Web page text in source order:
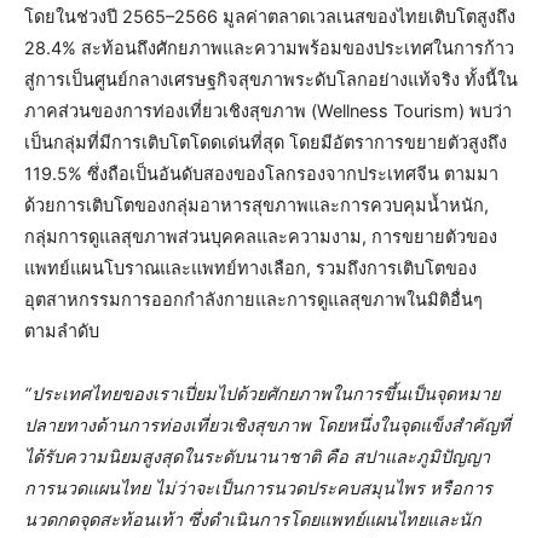
โดยในช่วงปี 2565–2566 มูลค่าตลาดเวลเนสของไทยเติบโตสูงถึง
28.4% สะท้อนถึงศักยภาพและความพร้อมของประเทศในการก้าว
สู่การเป็นศูนย์กลางเศรษฐกิจสุขภาพระดับโลกอย่างแท้จริง ทั้งนี้ใน
ภาคส่วนของการท่องเที่ยวเชิงสุขภาพ (Wellness Tourism) พบว่า
เป็นกลุ่มที่มีการเติบโตโดดเด่นที่สุด โดยมีอัตราการขยายตัวสูงถึง
119.5% ซึ่งถือเป็นอันดับสองของโลกรองจากประเทศจีน ตามมา
ด้วยการเติบโตของกลุ่มอาหารสุขภาพและการควบคุมน้ำหนัก,
กลุ่มการดูแลสุขภาพส่วนบุคคลและความงาม, การขยายตัวของ
แพทย์แผนโบราณและแพทย์ทางเลือก, รวมถึงการเติบโตของ
อุตสาหกรรมการออกกำลังกายและการดูแลสุขภาพในมิติอื่นๆ
ตามลำดับ
“ประเทศไทยของเราเปี่ยมไปด้วยศักยภาพในการขึ้นเป็นจุดหมาย
ปลายทางด้านการท่องเที่ยวเชิงสุขภาพ โดยหนึ่งในจุดแข็งสำคัญที่
ได้รับความนิยมสูงสุดในระดับนานาชาติ คือ สปาและภูมิปัญญา
การนวดแผนไทย ไม่ว่าจะเป็นการนวดประคบสมุนไพร หรือการ
นวดกดจุดสะท้อนเท้า ซึ่งดำเนินการโดยแพทย์แผนไทยและนัก